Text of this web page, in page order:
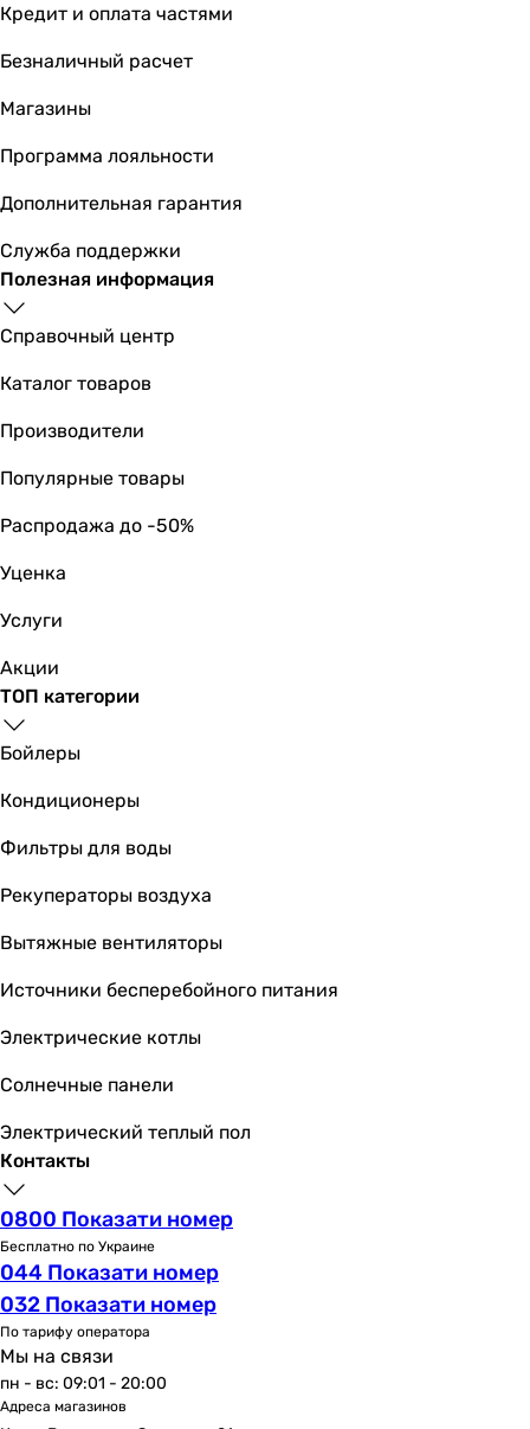
Назначение
для умывальника
для умывальника
для умывальника
для умывальника
для умывальника
для умывальника
для умывальника
для умывальника
одинарный сифон
одинарный сифон
одинарный сифон
одинарный сифон
одинарный сифон
одинарный сифон
одинарный сифон
одинарный сифон
Вид сифона
бутылочный
бутылочный
бутылочный
бутылочный
бутылочный
бутылочный
Высота столба гидрозатвора
-
-
50 мм
50 мм
50 мм
50 мм
-
-
-
Кредит и оплата частями
Безналичный расчет
Магазины
Программа лояльности
Дополнительная гарантия
Служба поддержки
Полезная информация
Справочный центр
Каталог товаров
Производители
Популярные товары
Распродажа до -50%
Уценка
Услуги
Акции
ТОП категории
Бойлеры
Кондиционеры
Фильтры для воды
Рекуператоры воздуха
Вытяжные вентиляторы
Источники бесперебойного питания
Электрические котлы
Солнечные панели
Электрический теплый пол
Контакты
0800 Показати номер
Бесплатно по Украине
044 Показати номер
032 Показати номер
По тарифу оператора
Мы на связи
пн - вс: 09:01 - 20:00
Адреса магазинов